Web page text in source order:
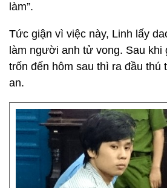
làm”.
Tức giận vì việc này, Linh lấy
làm người anh tử vong. Sau khi
trốn đến hôm sau thì ra đầu thú
an.